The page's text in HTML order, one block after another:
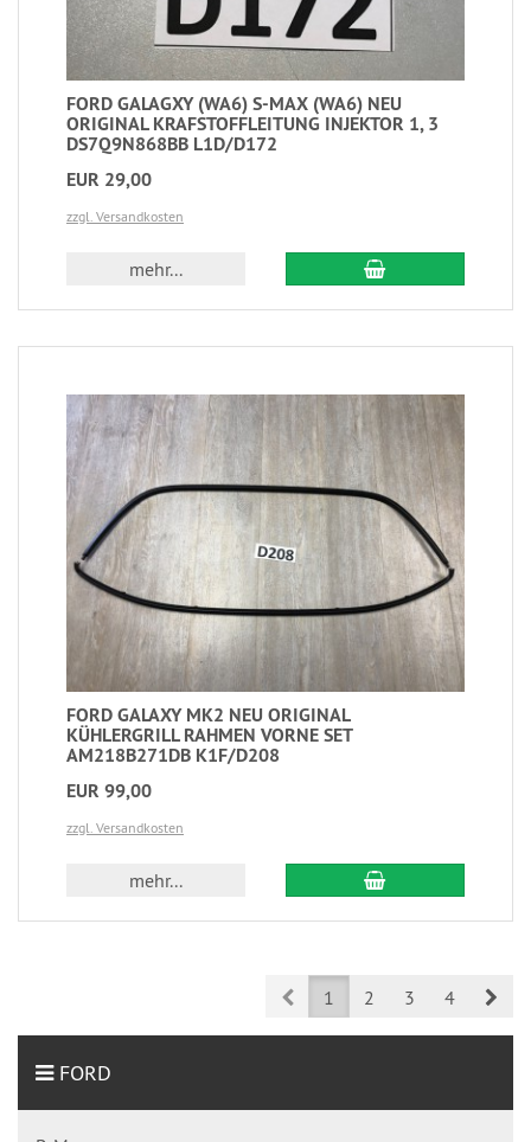
FORD GALAGXY (WA6) S-MAX (WA6) NEU
ORIGINAL KRAFSTOFFLEITUNG INJEKTOR 1, 3
DS7Q9N868BB L1D/D172
EUR 29,00
zzgl. Versandkosten
mehr...
FORD GALAXY MK2 NEU ORIGINAL
KÜHLERGRILL RAHMEN VORNE SET
AM218B271DB K1F/D208
EUR 99,00
zzgl. Versandkosten
mehr...
Prev1 2 3 4
FORD